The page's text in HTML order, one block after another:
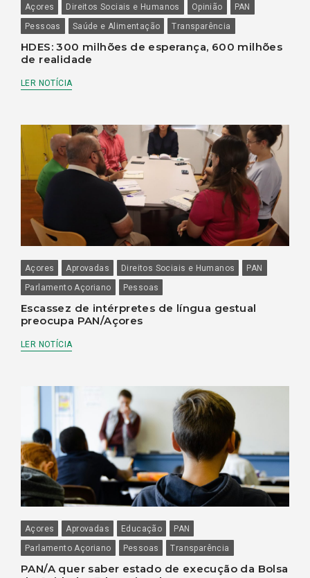
Açores Direitos Sociais e Humanos Opinião
PAN
Pessoas
Saúde e Alimentação Transparência
HDES: 300 milhões de esperança, 600 milhões
de realidade
LER NOTÍCIA
Açores Aprovadas Direitos Sociais e Humanos
PAN
Parlamento Açoriano
Pessoas
Escassez de intérpretes de língua gestual
preocupa PAN/Açores
LER NOTÍCIA
Açores Aprovadas Educação
PAN
Parlamento Açoriano
Pessoas Transparência
PAN/A quer saber estado de execução da Bolsa